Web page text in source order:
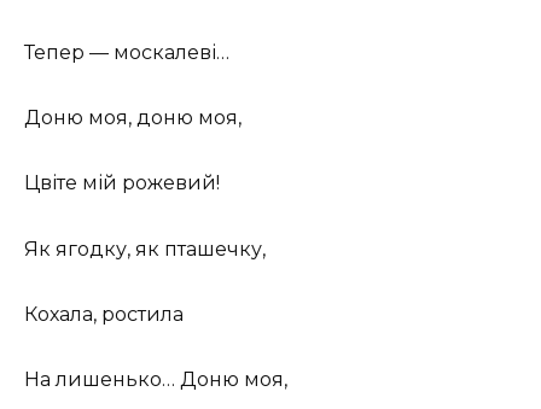
Тепер — москалеві…
Доню моя, доню моя,
Цвіте мій рожевий!
Як ягодку, як пташечку,
Кохала, ростила
На лишенько… Доню моя,